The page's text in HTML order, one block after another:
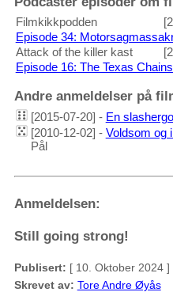
Filmkikkpodden
Episode 34:
Attack of the killer kast
Episode 16: The Texas
Andre anmeldelser på
[2015-07-20] - En
[2010-12-02] - Voldsom og
Pål
Anmeldelsen:
Still going strong!
Publisert: [ 10. Oktober 2024 ]
Skrevet av: Tore Andre Øyås